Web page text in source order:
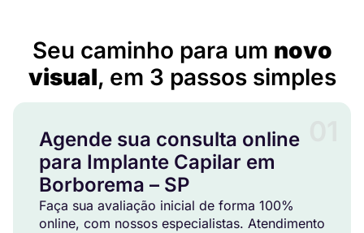
Seu caminho para um novo
visual, em 3 passos simples
Agende sua consulta online
para Implante Capilar em
Borborema – SP
Faça sua avaliação inicial de forma 100%
online, com nossos especialistas. Atendimento